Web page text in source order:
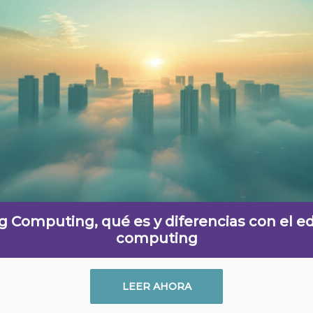
Computing, qué es y diferencias con el
computing
LEER AHORA